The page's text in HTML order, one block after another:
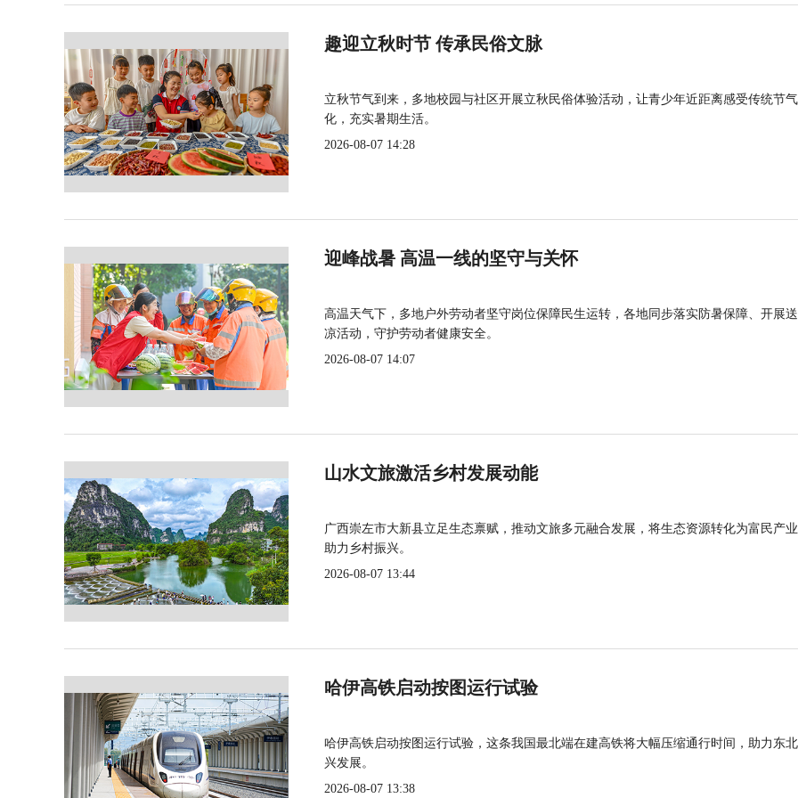
趣迎立秋时节 传承民俗文脉
立秋节气到来，多地校园与社区开展立秋民俗体验活动，让青少年近距离感受传统节
化，充实暑期生活。
2026-08-07 14:28
迎峰战暑 高温一线的坚守与关怀
高温天气下，多地户外劳动者坚守岗位保障民生运转，各地同步落实防暑保障、开展
凉活动，守护劳动者健康安全。
2026-08-07 14:07
山水文旅激活乡村发展动能
广西崇左市大新县立足生态禀赋，推动文旅多元融合发展，将生态资源转化为富民产
助力乡村振兴。
2026-08-07 13:44
哈伊高铁启动按图运行试验
哈伊高铁启动按图运行试验，这条我国最北端在建高铁将大幅压缩通行时间，助力东
兴发展。
2026-08-07 13:38